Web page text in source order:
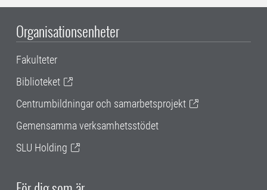
Organisationsenheter
Fakulteter
Biblioteket
Centrumbildningar och samarbetsprojekt
Gemensamma verksamhetsstödet
SLU Holding